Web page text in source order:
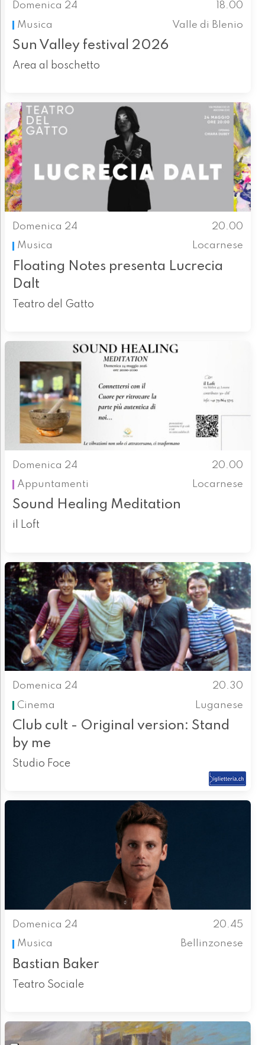
Domenica 24
18.00
Musica
Valle di Blenio
Sun Valley festival 2026
Area al boschetto
Domenica 24
20.00
Musica
Locarnese
Floating Notes presenta Lucrecia
Dalt
Teatro del Gatto
Domenica 24
20.00
Appuntamenti
Locarnese
Sound Healing Meditation
il Loft
Domenica 24
20.30
Cinema
Luganese
Club cult - Original version: Stand
by me
Studio Foce
Domenica 24
20.45
Musica
Bellinzonese
Bastian Baker
Teatro Sociale